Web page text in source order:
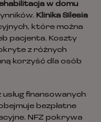
w domu
Klinika Silesia
które można
pacjenta. Koszty
z różnych
korzyść dla osób
finansowanych
bezpłatne
NFZ pokrywa